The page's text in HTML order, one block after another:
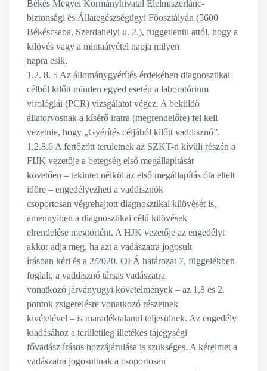
Békés Megyei Kormányhivatal Élelmiszerlánc-
biztonsági és Állategészségügyi Főosztályán (5600
Békéscsaba, Szerdahelyi u. 2.), függetlenül attól, hogy a
kilövés vagy a mintaátvétel napja milyen
napra esik.
1.2. 8. 5 Az állománygyérítés érdekében diagnosztikai
célból kilőtt minden egyed esetén a laboratórium
virológiái (PCR) vizsgálatot végez. A beküldő
állatorvosnak a kísérő iratra (megrendelőre) fel kell
vezetnie, hogy „Gyérítés céljából kilőtt vaddisznó”.
1.2.8.6 A fertőzött területnek az SZKT-n kívüli részén a
FIJK vezetője a betegség első megállapítását
követően – tekintet nélkül az első megállapítás óta eltelt
időre – engedélyezheti a vaddisznók
csoportosan végrehajtott diagnosztikai kilövését is,
amennyiben a diagnosztikai célú kilövések
elrendelése megtörtént. A HJK vezetője az engedélyt
akkor adja meg, ha azt a vadászatra jogosult
írásban kéri és a 2/2020. OFÁ határozat 7, függelékben
foglalt, a vaddisznó társas vadászatra
vonatkozó járványügyi követelmények – az 1,8 és 2.
pontok zsigerelésre vonatkozó részeinek
kivételével – is maradéktalanul teljesülnek. Az engedély
kiadásához a területileg illetékes tájegységi
fővadász írásos hozzájárulása is szükséges. A kérelmet a
vadászatra jogosultnak a csoportosan